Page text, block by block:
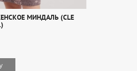
МИНДАЛЬ (CLE